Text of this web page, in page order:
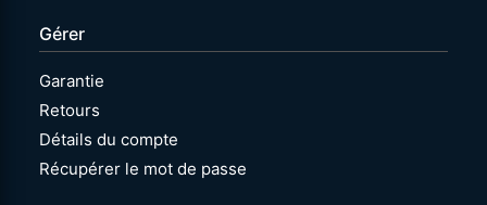
Gérer
Garantie
Retours
Détails du compte
Récupérer le mot de passe